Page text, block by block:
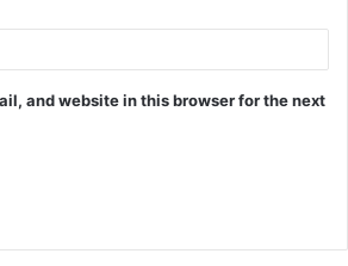
and website in this browser for the next